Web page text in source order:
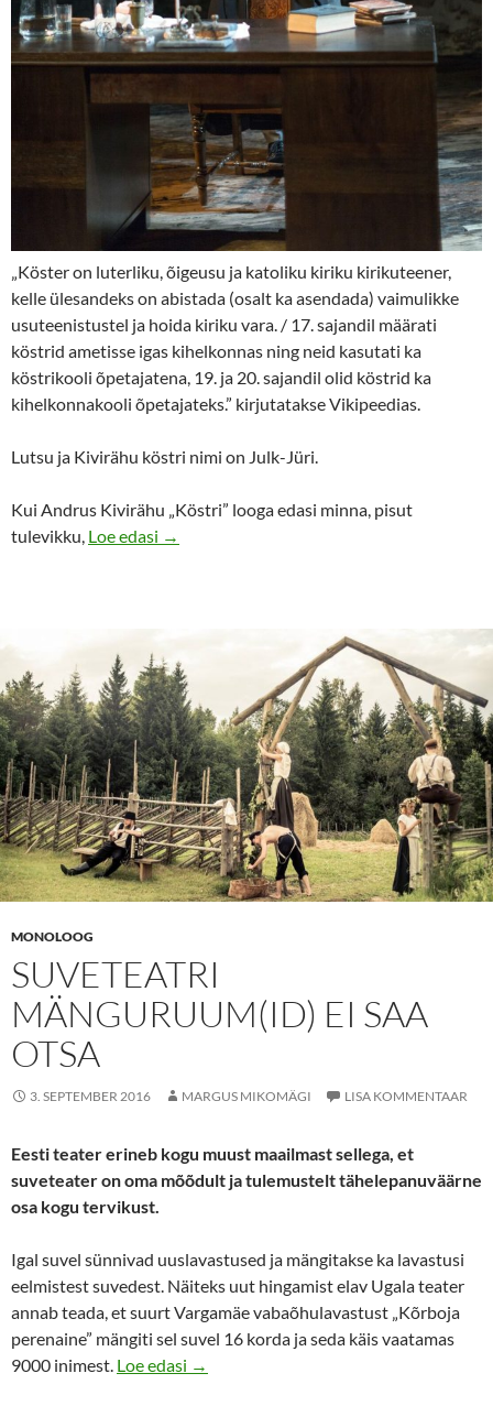
„Köster on luterliku, õigeusu ja katoliku kiriku kirikuteener,
kelle ülesandeks on abistada (osalt ka asendada) vaimulikke
usuteenistustel ja hoida kiriku vara. / 17. sajandil määrati
köstrid ametisse igas kihelkonnas ning neid kasutati ka
köstrikooli õpetajatena, 19. ja 20. sajandil olid köstrid ka
kihelkonnakooli õpetajateks.” kirjutatakse Vikipeedias.
Lutsu ja Kivirähu köstri nimi on Julk-Jüri.
Kui Andrus Kivirähu „Köstri” looga edasi minna, pisut
tulevikku, Loe edasi Kirikumees koolmeistriks – köster
→
MONOLOOG
SUVETEATRI
MÄNGURUUM(ID) EI SAA
OTSA
3. SEPTEMBER 2016 MARGUS MIKOMÄGI LISA KOMMENTAAR
Eesti teater erineb kogu muust maailmast sellega, et
suveteater on oma mõõdult ja tulemustelt tähelepanuväärne
osa kogu tervikust.
Igal suvel sünnivad uuslavastused ja mängitakse ka lavastusi
eelmistest suvedest. Näiteks uut hingamist elav Ugala teater
annab teada, et suurt Vargamäe vabaõhulavastust „Kõrboja
perenaine” mängiti sel suvel 16 korda ja seda käis vaatamas
9000 inimest. Loe edasi Suveteatri mänguruum(id) ei saa otsa
→